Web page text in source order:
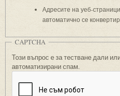
Адресите на уеб-
автоматично се
CAPTCHA
Този въпрос е за тестване дали
автоматизирани спам.